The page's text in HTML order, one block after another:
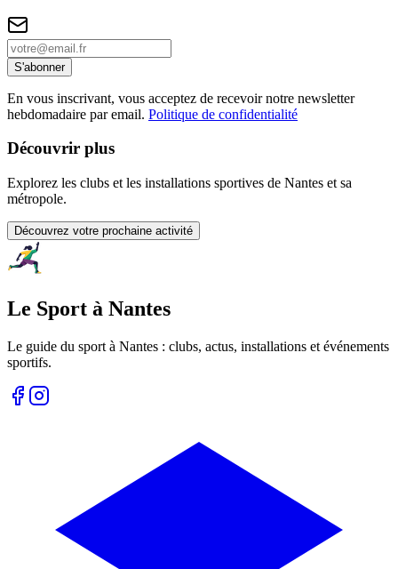
S'abonner
En vous inscrivant, vous acceptez de recevoir notre newsletter
hebdomadaire par email. Politique de confidentialité
Découvrir plus
Explorez les clubs et les installations sportives de Nantes et sa
métropole.
Découvrez votre prochaine activité
Le Sport à Nantes
Le guide du sport à Nantes : clubs, actus, installations et événements
sportifs.